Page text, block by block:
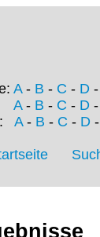
A- B - C - D -
A- B - C - D -
A- B - C - D-